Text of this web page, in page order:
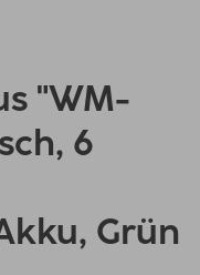
"WM-
6
Grün